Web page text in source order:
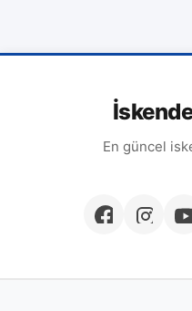
En güncel